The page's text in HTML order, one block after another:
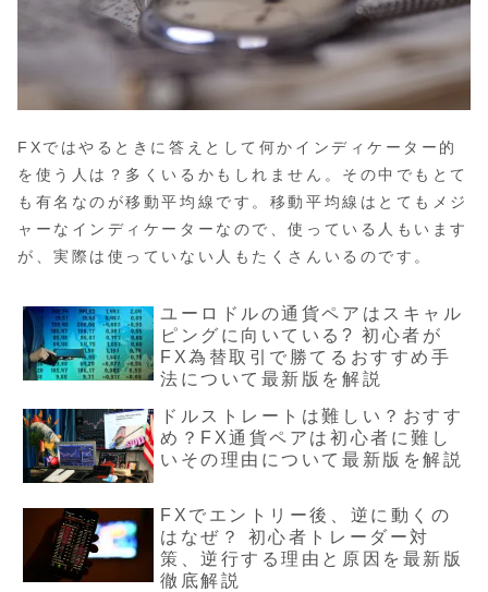
FXではやるときに答えとして何かインディケーター的
を使う人は？多くいるかもしれません。その中でもとて
も有名なのが移動平均線です。移動平均線はとてもメジ
ャーなインディケーターなので、使っている人もいます
が、実際は使っていない人もたくさんいるのです。
ユーロドルの通貨ペアはスキャル
ピングに向いている? 初心者が
FX為替取引で勝てるおすすめ手
法について最新版を解説
ドルストレートは難しい？おすす
め？FX通貨ペアは初心者に難し
いその理由について最新版を解説
FXでエントリー後、逆に動くの
はなぜ？ 初心者トレーダー対
策、逆行する理由と原因を最新版
徹底解説